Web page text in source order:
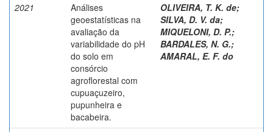
2021
Análises
geoestatísticas na
avaliação da
variabilidade do pH
do solo em
consórcio
agroflorestal com
cupuaçuzeiro,
pupunheira e
bacabeira.
OLIVEIRA, T. K. de;
SILVA, D. V. da;
MIQUELONI, D. P.;
BARDALES, N. G.;
AMARAL, E. F. do